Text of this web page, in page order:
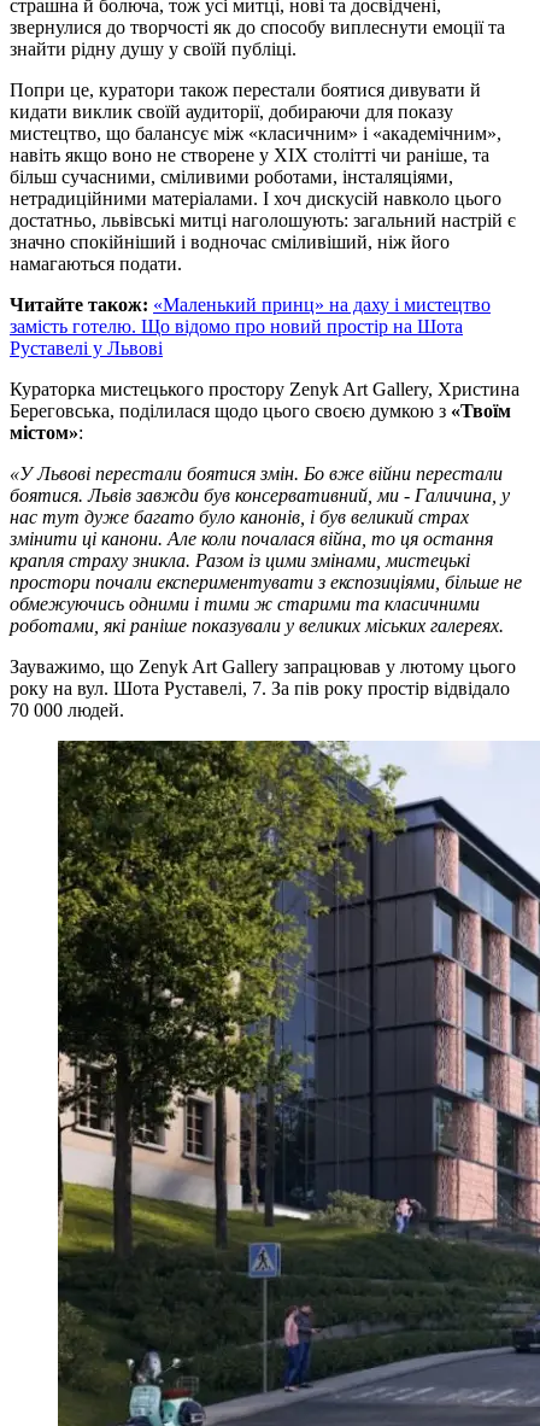
страшна й болюча, тож усі митці, нові та досвідчені,
звернулися до творчості як до способу виплеснути емоції та
знайти рідну душу у своїй публіці.
Попри це, куратори також перестали боятися дивувати й
кидати виклик своїй аудиторії, добираючи для показу
мистецтво, що балансує між «класичним» і «академічним»,
навіть якщо воно не створене у XIX столітті чи раніше, та
більш сучасними, сміливими роботами, інсталяціями,
нетрадиційними матеріалами. І хоч дискусій навколо цього
достатньо, львівські митці наголошують: загальний настрій є
значно спокійніший і водночас сміливіший, ніж його
намагаються подати.
Читайте також: «Маленький принц» на даху і мистецтво
замість готелю. Що відомо про новий простір на Шота
Руставелі у Львові
Кураторка мистецького простору Zenyk Art Gallery, Христина
Береговська, поділилася щодо цього своєю думкою з «Твоїм
містом»:
«У Львові перестали боятися змін. Бо вже війни перестали
боятися. Львів завжди був консервативний, ми - Галичина, у
нас тут дуже багато було канонів, i був великий страх
змінити ці канони. Але коли почалася війна, то ця остання
крапля страху зникла. Разом із цими змінами, мистецькі
простори почали експериментувати з експозиціями, більше не
обмежуючись одними і тими ж старими та класичними
роботами, які раніше показували у великих міських галереях.
Зауважимо, що Zenyk Art Gallery запрацював у лютому цього
року на вул. Шота Руставелі, 7. За пів року простір відвідало
70 000 людей.